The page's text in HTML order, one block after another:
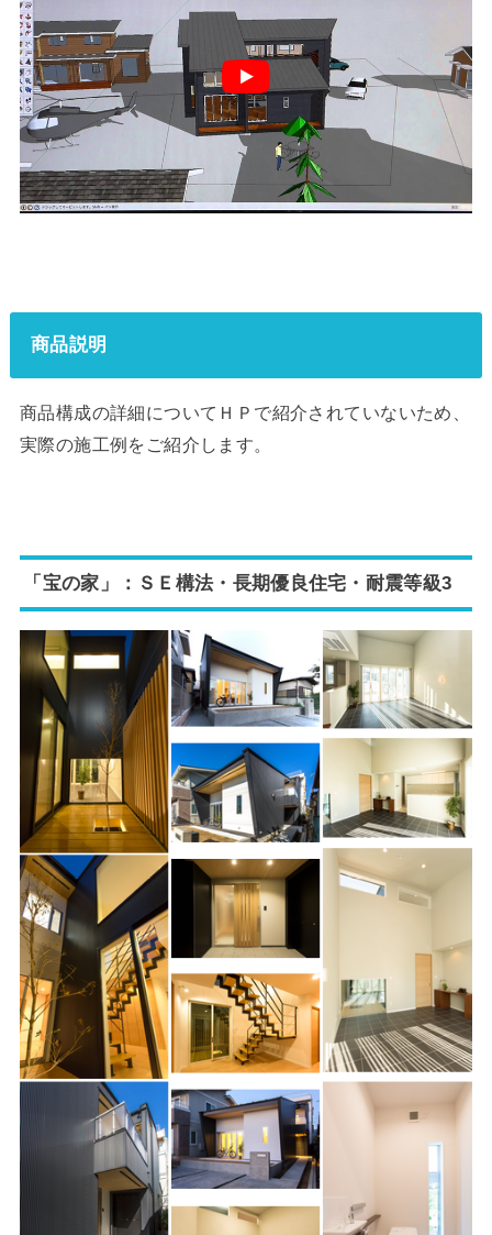
商品説明
商品構成の詳細についてＨＰで紹介されていないため、
実際の施工例をご紹介します。
「宝の家」：ＳＥ構法・長期優良住宅・ 耐震等級3